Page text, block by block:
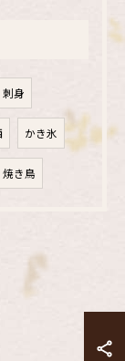
刺身
かき氷
焼き鳥